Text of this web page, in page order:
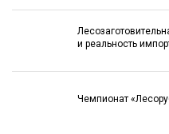
и реальность
Чемпионат